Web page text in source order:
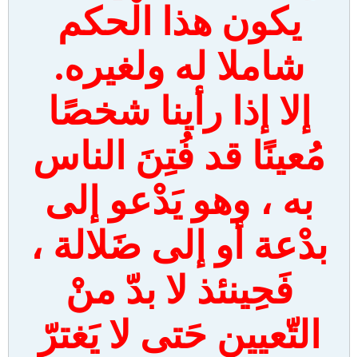
يكون هذا الْحكم
شاملا له ولغيره.
إلا إذا رأينا شخصًا
مُعينًا قد فُتِنَ الناس
به ، وهو يَدْعو إلى
بدْعة أو إلى ضَلالة ،
فَحِينئذ لا بدّ منْ
التّعيين حَتى لا يَغترّ